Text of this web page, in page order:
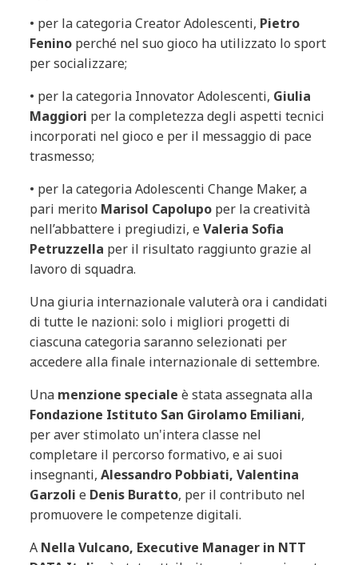
• per la categoria Creator Adolescenti, Pietro
Fenino perché nel suo gioco ha utilizzato lo sport
per socializzare;
• per la categoria Innovator Adolescenti, Giulia
Maggiori per la completezza degli aspetti tecnici
incorporati nel gioco e per il messaggio di pace
trasmesso;
• per la categoria Adolescenti Change Maker, a
pari merito Marisol Capolupo per la creatività
nell’abbattere i pregiudizi, eValeria Sofia
Petruzzella per il risultato raggiunto grazie al
lavoro di squadra.
Una giuria internazionale valuterà ora i candidati
di tutte le nazioni: solo i migliori progetti di
ciascuna categoria saranno selezionati per
accedere alla finale internazionale di settembre.
Una menzione speciale è stata assegnata alla
Fondazione Istituto San Girolamo Emiliani,
per aver stimolato un'intera classe nel
completare il percorso formativo, e ai suoi
insegnanti, Alessandro Pobbiati, Valentina
Garzoli e Denis Buratto, per il contributo nel
promuovere le competenze digitali.
A Nella Vulcano, Executive Manager in NTT